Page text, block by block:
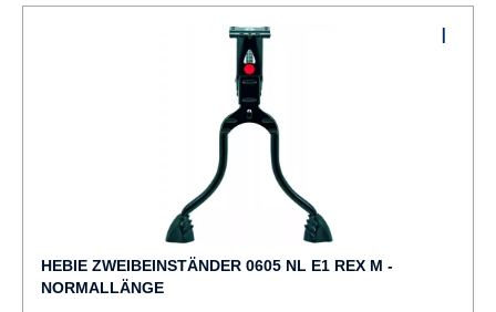
HEBIE ZWEIBEINSTÄNDER 0605 NL E1 REX M -
NORMALLÄNGE